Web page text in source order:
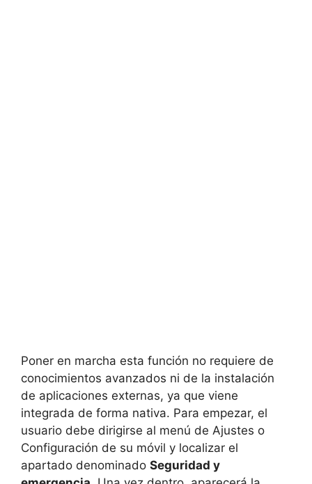
Poner en marcha esta función no requiere de
conocimientos avanzados ni de la instalación
de aplicaciones externas, ya que viene
integrada de forma nativa. Para empezar, el
usuario debe dirigirse al menú de Ajustes o
Configuración de su móvil y localizar el
apartado denominado Seguridad y